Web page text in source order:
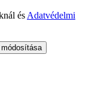
és Adatvédelmi